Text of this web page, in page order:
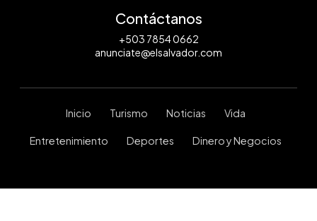
Contáctanos
+503 7854 0662
anunciate@elsalvador.com
Inicio Turismo Noticias Vida
Entretenimiento Deportes Dinero y Negocios